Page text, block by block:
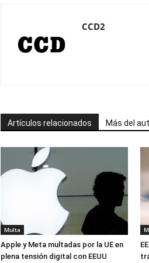
CCD2
Artículos relacionados Más del
Multa
Apple y Meta multadas por la UE en
plena tensión digital con EEUU